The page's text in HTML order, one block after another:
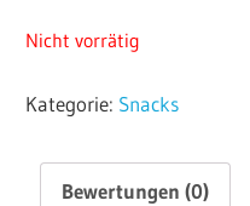
Nicht vorrätig
Kategorie: Snacks
Bewertungen (0)